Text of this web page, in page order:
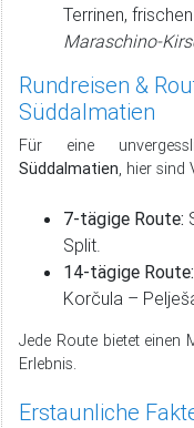
Terrinen,
Maraschino-
Rundreisen &
Süddalmatien
Für eine
Süddalmatien, hier sind
7-tägige Route:
Split.
14-tägige Route:
Korčula –
Jede Route bietet einen
Erlebnis.
Erstaunliche